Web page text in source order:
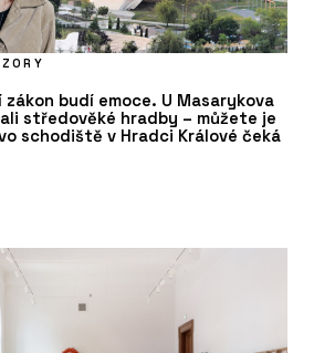
budí emoce. U Masarykova
středověké hradby – můžete je
schodiště v Hradci Králové čeká